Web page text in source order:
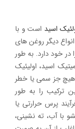
اسید است و با
دیگر روغن های
خود دارد. به طور
اسید، اولیئیک
هیچ جز سمی یا خطر
ترکیب را به طور
پرس حرارتی یا
با آب، ته نشینی،